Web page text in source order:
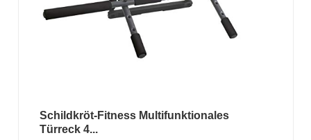
Schildkröt-Fitness Multifunktionales
Türreck 4...